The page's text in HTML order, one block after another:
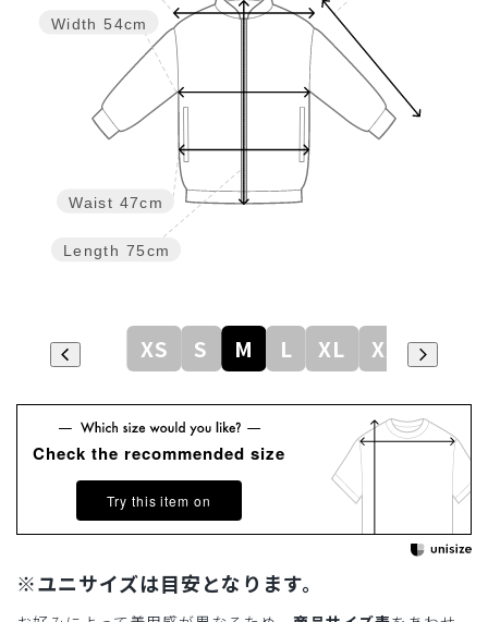
Length 75cm
Waist 47cm
Width 54cm
XS S M L XL XXL
Check the recommended size
Try this item on
※ユニサイズは目安となります。